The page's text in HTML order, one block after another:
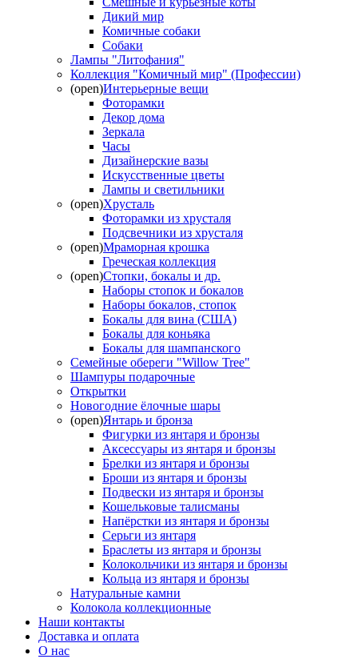
Дикий мир
Комичные собаки
Собаки
Лампы "Литофания"
Коллекция "Комичный мир" (Профессии)
(open)Интерьерные вещи
Фоторамки
Декор дома
Зеркала
Часы
Дизайнерские вазы
Искусственные цветы
Лампы и светильники
(open)Хрусталь
Фоторамки из хрусталя
Подсвечники из хрусталя
(open)Мраморная крошка
Греческая коллекция
(open)Стопки, бокалы и др.
Наборы стопок и бокалов
Наборы бокалов, стопок
Бокалы для вина (США)
Бокалы для коньяка
Бокалы для шампанского
Семейные обереги "Willow Tree"
Шампуры подарочные
Открытки
Новогодние ёлочные шары
(open)Янтарь и бронза
Фигурки из янтаря и бронзы
Аксессуары из янтаря и бронзы
Брелки из янтаря и бронзы
Броши из янтаря и бронзы
Подвески из янтаря и бронзы
Кошельковые талисманы
Напёрстки из янтаря и бронзы
Серьги из янтаря
Браслеты из янтаря и бронзы
Колокольчики из янтаря и бронзы
Кольца из янтаря и бронзы
Натуральные камни
Колокола коллекционные
Наши контакты
Доставка и оплата
О нас